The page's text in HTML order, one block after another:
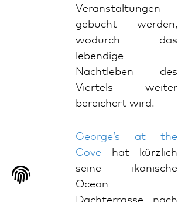
Veranstaltungen
gebucht werden,
wodurch das
lebendige
Nachtleben des
Viertels weiter
bereichert wird.
George’s at the
Cove
hat kürzlich
seine ikonische
Ocean